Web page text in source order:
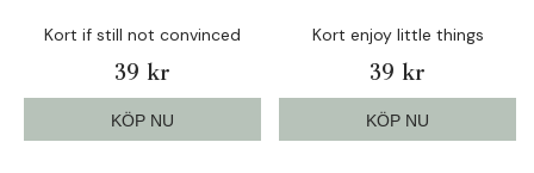
Kort if still not convinced
39 kr
KÖP NU
Kort enjoy little things
39 kr
KÖP NU